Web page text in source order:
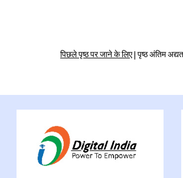
पिछले पृष्ठ पर जाने के लिए| पृष्ठ अंतिम